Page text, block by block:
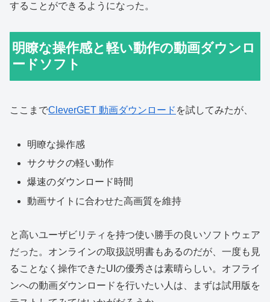
することができるようになった。
明瞭な操作感と軽い動作の動画ダウンロ
ードソフト
ここまでCleverGET 動画ダウンロード を試してみたが、
明瞭な操作感
サクサクの軽い動作
爆速のダウンロード時間
動画サイトに合わせた高画質を維持
と高いユーザビリティを持つ使い勝手の良いソフトウェア
だった。オンラインの取扱説明書もあるのだが、一度も見
ることなく操作できたUIの優秀さは素晴らしい。オフライ
ンへの動画ダウンロードを行いたい人は、まずは試用版を